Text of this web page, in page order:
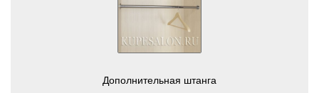
Дополнительная штанга